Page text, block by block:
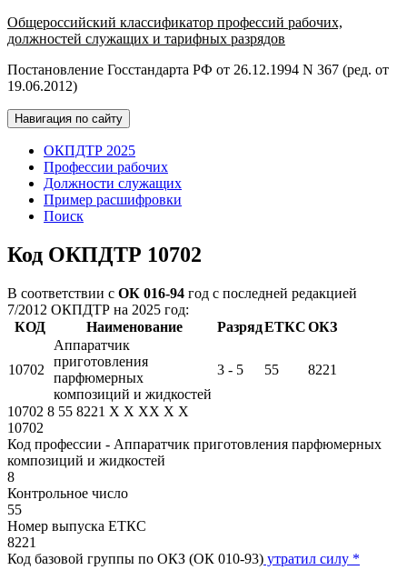
Общероссийский классификатор профессий рабочих,
должностей служащих и тарифных разрядов
Постановление Госстандарта РФ от 26.12.1994 N 367 (ред. от
19.06.2012)
Навигация по сайту
ОКПДТР 2025
Профессии рабочих
Должности служащих
Пример расшифровки
Поиск
Код ОКПДТР 10702
В соответствии с ОК 016-94 год с последней редакцией
7/2012 ОКПДТР на 2025 год:
КОД
Наименование РазрядЕТКСОКЗ
10702
Аппаратчик
приготовления
парфюмерных
композиций и жидкостей
3 - 5 55 8221
10702 8 55 8221 X X XX X X
10702
Код профессии - Аппаратчик приготовления парфюмерных
композиций и жидкостей
8
Контрольное число
55
Номер выпуска ЕТКС
8221
Код базовой группы по ОКЗ (ОК 010-93) утратил силу *